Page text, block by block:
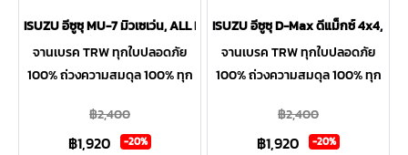
ISUZU อีซูซุ MU-7 มิวเซเว่น, ALL NEW D-Max ดีแม็กซ์/วีครอส 4x2 '12- /
จานเบรค TRW ทุกใบปลอดภัย
100% ถ่วงความสมดุล 100% ทุก
ผลิตจากวัสดุคุณภาพสูง บรรจุ
อย่างพิถีพิถันปลอดสนิมและวัสดุ
฿2,400
฿1,920 -20%
ISUZU อีซูซุ D-Max ดีแม็กซ์ 4x4, โคโ
จานเบรค TRW ทุกใบปลอดภัย
100% ถ่วงความสมดุล 100% ทุก
ผลิตจากวัสดุคุณภาพสูง บรรจุ
อย่างพิถีพิถันปลอดสนิมและวัสดุ
฿2,400
฿1,920 -20%